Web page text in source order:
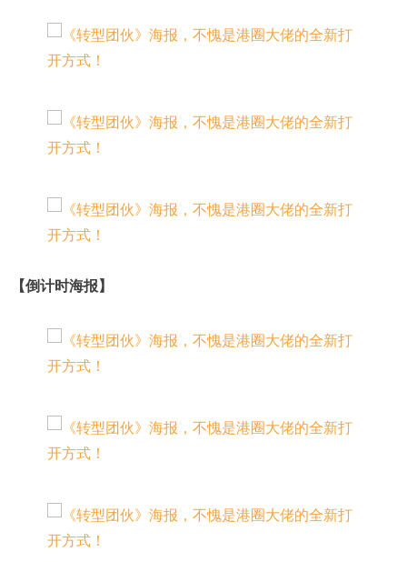
【倒计时海报】